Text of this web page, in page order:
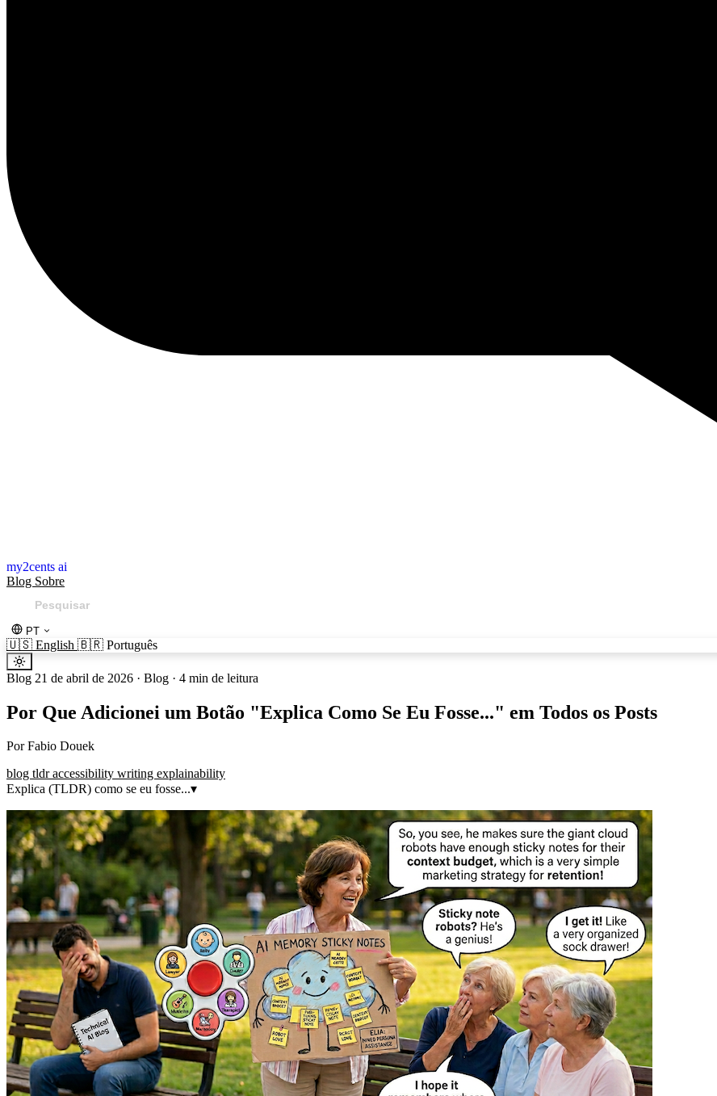
my2cents ai
Blog Sobre
PT
🇺🇸 English 🇧🇷 Português
Blog 21 de abril de 2026 · Blog · 4 min de leitura
Por Que Adicionei um Botão "Explica Como Se Eu Fosse..." em Todos os Posts
PorFabio Douek
blog tldraccessibility writing explainability
Explica (TLDR) como se eu fosse...▾